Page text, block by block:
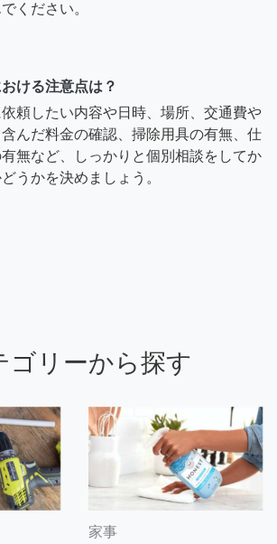
ください。
ける注意点は？
頼したい内容や日時、場所、交通費や
んだ料金の確認、掃除用具の有無、仕
無など、しっかりと個別相談をしてか
うかを決めましょう。
ゴリーから探す
家事